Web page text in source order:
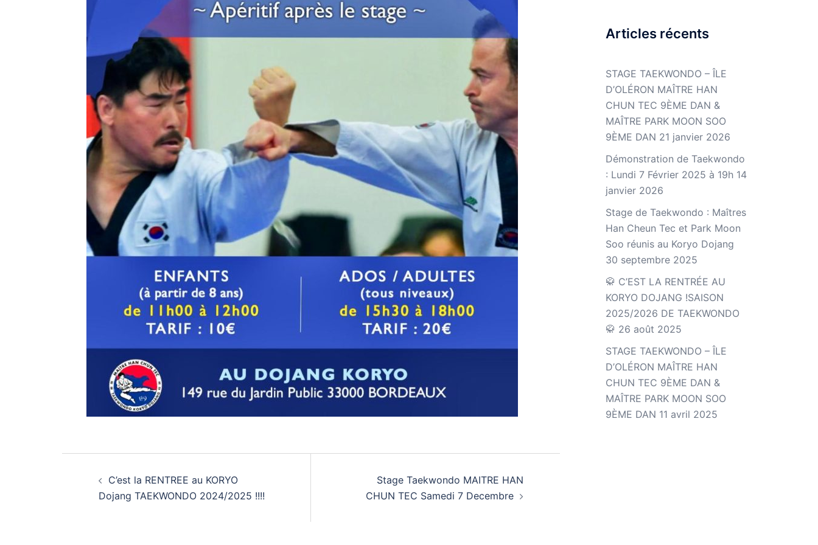
d’article
C’est la RENTREE au KORYO
Dojang TAEKWONDO 2024/2025 !!!!
Stage Taekwondo MAITRE HAN
CHUN TEC Samedi 7 Decembre
Articles récents
STAGE TAEKWONDO – ÎLE
D’OLÉRON MAÎTRE HAN
CHUN TEC 9ÈME DAN &
MAÎTRE PARK MOON SOO
9ÈME DAN 21 janvier 2026
Démonstration de Taekwondo
: Lundi 7 Février 2025 à 19h 14
janvier 2026
Stage de Taekwondo : Maîtres
Han Cheun Tec et Park Moon
Soo réunis au Koryo Dojang
30 septembre 2025
🥋 C’EST LA RENTRÉE AU
KORYO DOJANG !SAISON
2025/2026 DE TAEKWONDO
🥋 26 août 2025
STAGE TAEKWONDO – ÎLE
D’OLÉRON MAÎTRE HAN
CHUN TEC 9ÈME DAN &
MAÎTRE PARK MOON SOO
9ÈME DAN 11 avril 2025